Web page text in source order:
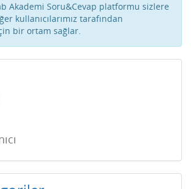
Akademi Soru&Cevap platformu sizlere
kullanıcılarımız tarafından
bir ortam sağlar.